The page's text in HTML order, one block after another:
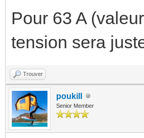
Pour 63 A
tension sera
Trouver
poukill
Senior Member